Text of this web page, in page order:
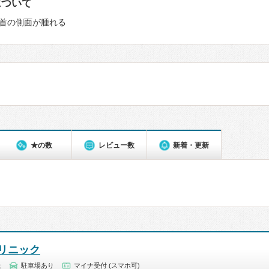
いて
の側面が腫れる
★の数 レビュー数 新着・更新
ニック
駐車場あり マイナ受付 (スマホ可)